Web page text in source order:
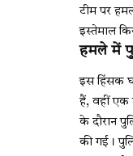
टीम पर
इस्तेमाल
हमले में
इस हिंसक
हैं, वहीं एक
के दौरान
की गई।